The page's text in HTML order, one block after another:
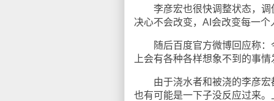
李彦宏也很快调整状态，调
决心不会改变，AI会改变每一个
随后百度官方微博回应称：
上会有各种各样想象不到的事
由于浇水者和被浇的李彦宏
也有可能是一下子没反应过来